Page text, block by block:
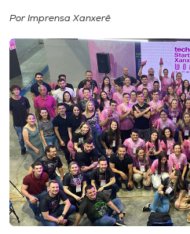
A
Unoesc
Internacionalização
I.nova
Diplomados
Cultura
Por Imprensa Xanxerê